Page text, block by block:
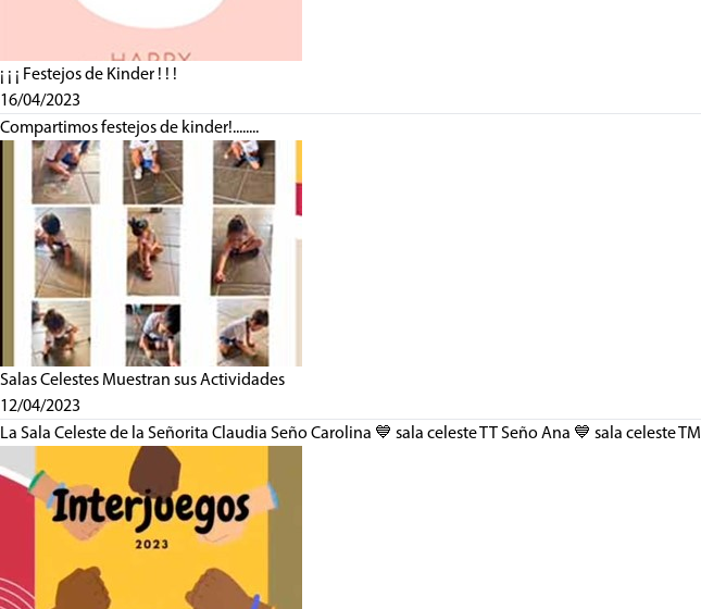
¡ ¡ ¡ Festejos de Kinder ! ! !
16/04/2023
Compartimos festejos de kinder!........
Salas Celestes Muestran sus Actividades
12/04/2023
La Sala Celeste de la Señorita Claudia Seño Carolina 💙 sala celeste TT Seño Ana 💙 sala celeste TM